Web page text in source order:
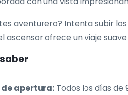
aventurero? Intenta subir
ascensor ofrece un viaje
apertura: Todos los días de